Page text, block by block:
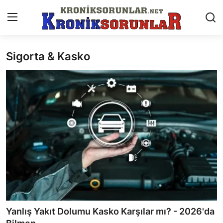
Anasayfa
Markalar
İletişim
Trafik & Cezalar
Sigorta & Kasko
Vergi & ÖTV & MTV
Muayene & Ruhsat
Sorgulamalar
Sigorta & Kasko
Yanlış Yakıt Dolumu Kasko Karşılar mı? - 2026'da